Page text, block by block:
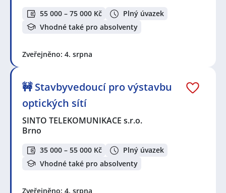
55 000 – 75 000 Kč
Plný úvazek
Vhodné také pro absolventy
Zveřejněno: 4. srpna
🚧 Stavbyvedoucí pro výstavbu
optických sítí
SINTO TELEKOMUNIKACE s.r.o.
Brno
35 000 – 55 000 Kč
Plný úvazek
Vhodné také pro absolventy
Zveřejněno: 4. srpna